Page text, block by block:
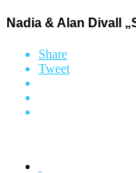
Nadia & Alan Divall
Share
Tweet